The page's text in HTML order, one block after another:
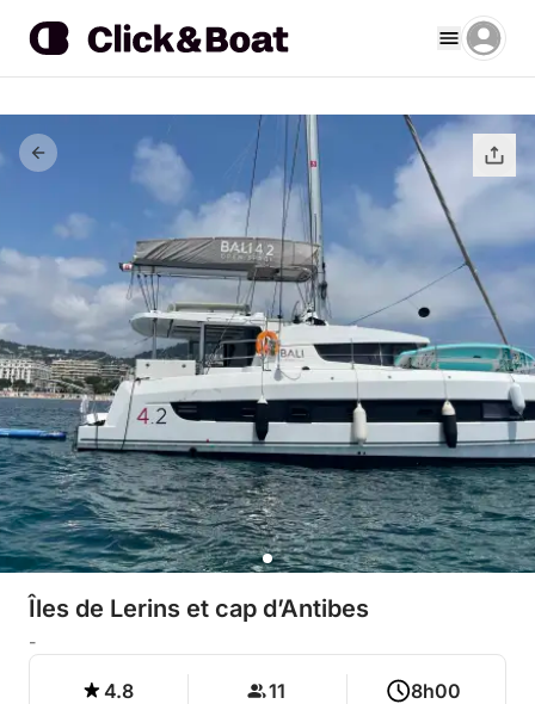
Îles de Lerins et cap d’Antibes
-
4.8 11 8h00